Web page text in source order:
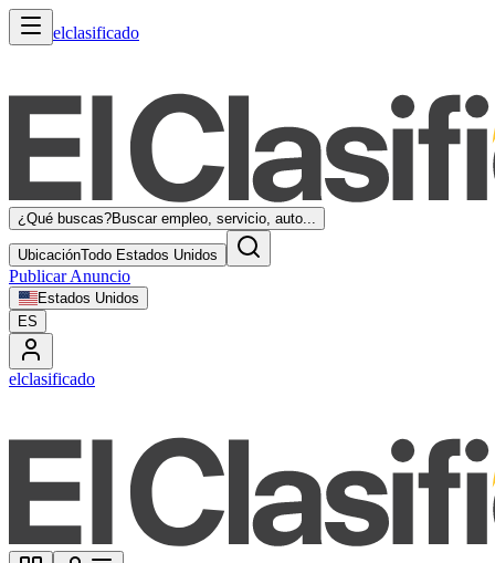
elclasificado
¿Qué buscas?Buscar empleo, servicio, auto...
UbicaciónTodo Estados Unidos
Publicar Anuncio
Estados Unidos
ES
elclasificado